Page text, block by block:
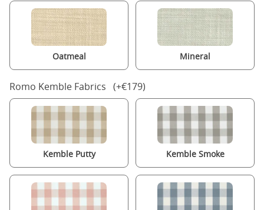
Oatmeal Mineral
Romo Kemble Fabrics (+€179)
Kemble Putty Kemble Smoke